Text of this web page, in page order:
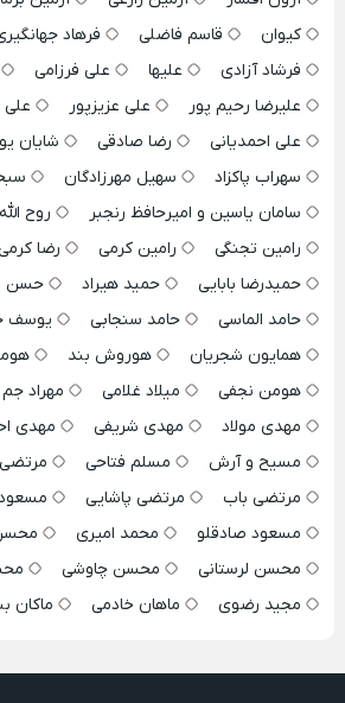
کیوان
قاسم فاضلی فرهاد
فرشاد آزادی
علیها علی فرزامی
علیرضا رحیم پور
علی عزیزپور
علی احمدیانی
رضا صادقی شایان یو
سهراب پاکزاد
سهیل مهرزادگان
سامان یاسین و امیرحافظ رنجبر
روح
رامین تجنگی
رامین کرمی رضا کرمی
حمیدرضا بابایی
حمید هیراد
حسن
حامد الماسی
حامد سنجابی
یوسف
همایون شجریان
هوروش بند
هومن نجفی
میلاد غلامی مهراد جم
مهدی مولاد
مهدی شریفی مهدی
مسیح و آرش
مسلم فتاحی
مرتضی باب
مرتضی پاشایی
مسعود صادقلو
محمد امیری
محسن
محسن لرستانی
محسن چاوشی
مجید رضوی
ماهان خادمی ماکان